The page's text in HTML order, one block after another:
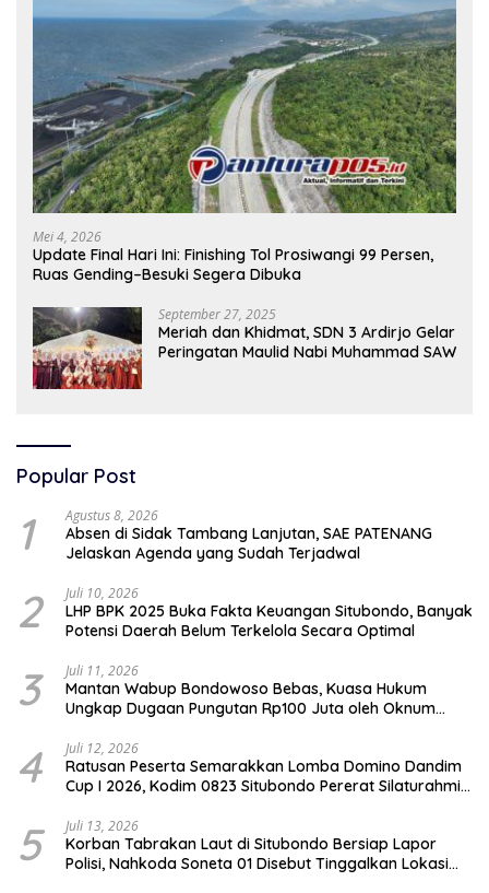
Mei 4, 2026
Update Final Hari Ini: Finishing Tol Prosiwangi 99 Persen,
Ruas Gending–Besuki Segera Dibuka
September 27, 2025
Meriah dan Khidmat, SDN 3 Ardirjo Gelar
Peringatan Maulid Nabi Muhammad SAW
Popular Post
1 Agustus 8, 2026
Absen di Sidak Tambang Lanjutan, SAE PATENANG
Jelaskan Agenda yang Sudah Terjadwal
2 Juli 10, 2026
LHP BPK 2025 Buka Fakta Keuangan Situbondo, Banyak
Potensi Daerah Belum Terkelola Secara Optimal
3 Juli 11, 2026
Mantan Wabup Bondowoso Bebas, Kuasa Hukum
Ungkap Dugaan Pungutan Rp100 Juta oleh Oknum
4 Juli 12, 2026
Ratusan Peserta Semarakkan Lomba Domino Dandim
Cup I 2026, Kodim 0823 Situbondo Pererat Silaturahmi
5 Juli 13, 2026
Korban Tabrakan Laut di Situbondo Bersiap Lapor
Polisi, Nahkoda Soneta 01 Disebut Tinggalkan Lokasi